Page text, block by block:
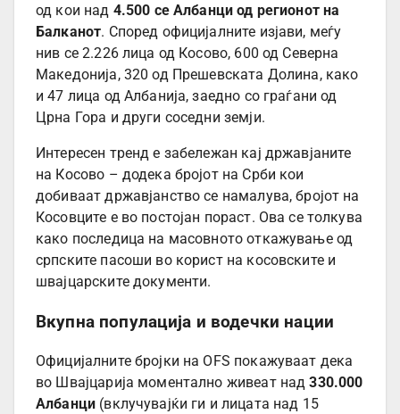
од кои над 4.500 се Албанци од регионот на
Балканот. Според официјалните изјави, меѓу
нив се 2.226 лица од Косово, 600 од Северна
Македонија, 320 од Прешевската Долина, како
и 47 лица од Албанија, заедно со граѓани од
Црна Гора и други соседни земји.
Интересен тренд е забележан кај државјаните
на Косово – додека бројот на Срби кои
добиваат државјанство се намалува, бројот на
Косовците е во постојан пораст. Ова се толкува
како последица на масовното откажување од
српските пасоши во корист на косовските и
швајцарските документи.
Вкупна популација и водечки нации
Официјалните бројки на OFS покажуваат дека
во Швајцарија моментално живеат над330.000
Албанци (вклучувајќи ги и лицата над 15